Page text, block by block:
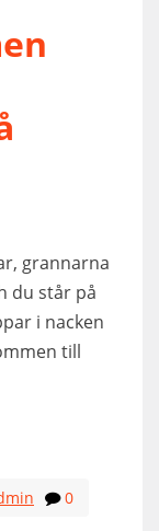
grannarna
du står på
i nacken
till
0